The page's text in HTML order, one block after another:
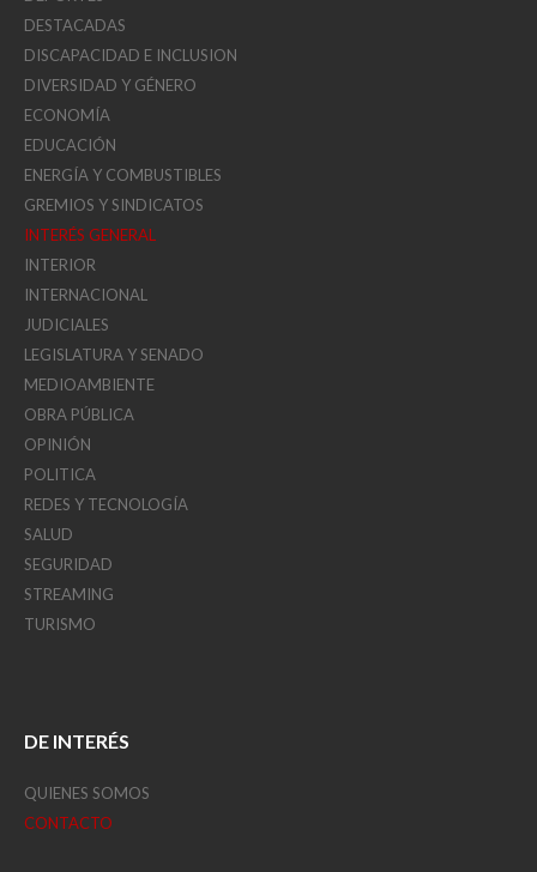
DESTACADAS
DISCAPACIDAD E INCLUSION
DIVERSIDAD Y GÉNERO
ECONOMÍA
EDUCACIÓN
ENERGÍA Y COMBUSTIBLES
GREMIOS Y SINDICATOS
INTERÉS GENERAL
INTERIOR
INTERNACIONAL
JUDICIALES
LEGISLATURA Y SENADO
MEDIOAMBIENTE
OBRA PÚBLICA
OPINIÓN
POLITICA
REDES Y TECNOLOGÍA
SALUD
SEGURIDAD
STREAMING
TURISMO
DE INTERÉS
QUIENES SOMOS
CONTACTO